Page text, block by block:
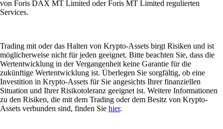
von Foris DAX MT Limited oder Foris MT Limited regulierten
Services.
Trading mit oder das Halten von Krypto-Assets birgt Risiken und ist
möglicherweise nicht für jeden geeignet. Bitte beachten Sie, dass die
Wertentwicklung in der Vergangenheit keine Garantie für die
zukünftige Wertentwicklung ist. Überlegen Sie sorgfältig, ob eine
Investition in Krypto-Assets für Sie angesichts Ihrer finanziellen
Situation und Ihrer Risikotoleranz geeignet ist. Weitere Informationen
zu den Risiken, die mit dem Trading oder dem Besitz von Krypto-
Assets verbunden sind, finden Sie hier.